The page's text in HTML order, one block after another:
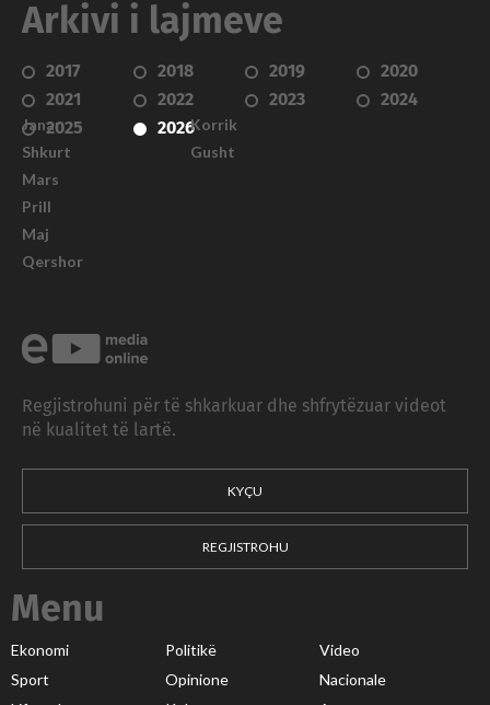
Arkivi i lajmeve
2017 2018 2019
2020
2021
2022 2023
2024
2025
2026
Janar
Shkurt
Mars
Prill
Maj
Qershor
Korrik
Gusht
Regjistrohuni për të shkarkuar dhe shfrytëzuar videot
në kualitet të lartë.
KYÇU
REGJISTROHU
Menu
Ekonomi Politikë
Video
Sport
Opinione
Nacionale